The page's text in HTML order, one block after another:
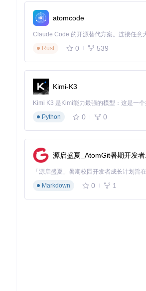
对于多平台用户，特别是同时使用
于只使用苹果生态系统的用户，官方
现高级音效处理。官方客户端虽然支
Cider的播放控制界面，展示了均衡器
技术解析：架构设计的优劣比较
和渲染进程两部分，通过 src/main/
相比之下，官方Apple Music客户端采
atomcode
Rust
0 539
Kimi-K3
Python
0 0
源启盛夏_AtomGit暑期开发
Markdown
0 1